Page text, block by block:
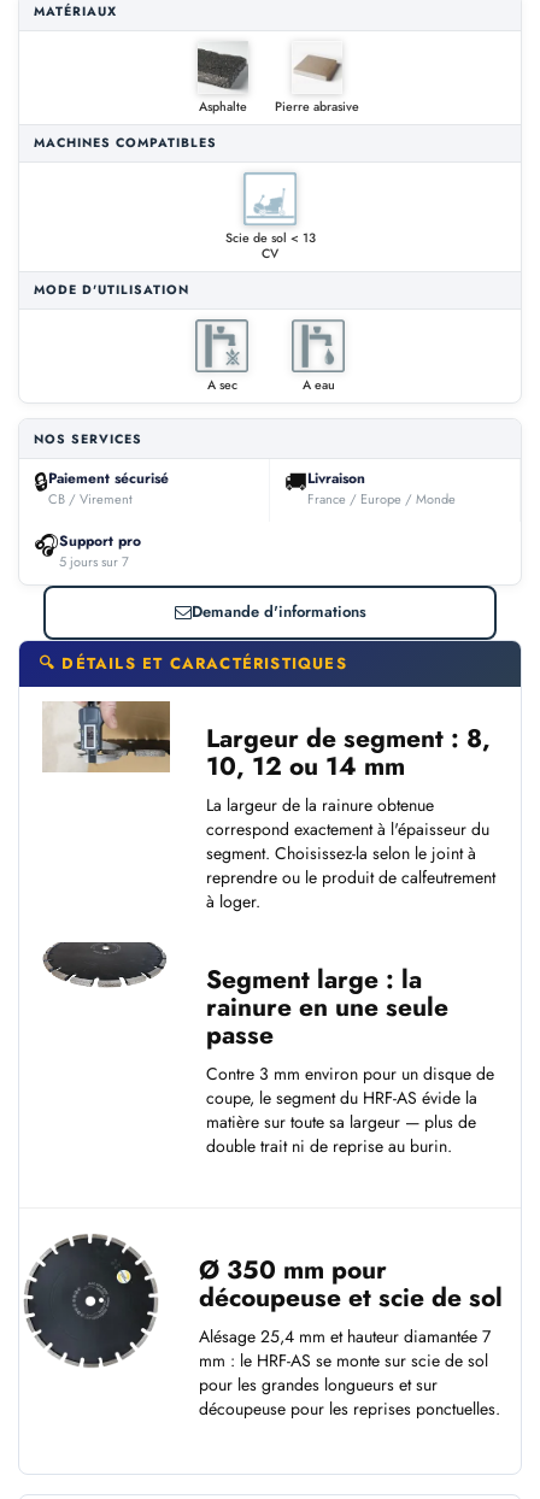
MATÉRIAUX
Asphalte
Pierre abrasive
MACHINES COMPATIBLES
Scie de sol < 13
CV
MODE D'UTILISATION
A sec A eau
NOS SERVICES
🔒Paiement sécurisé
CB / Virement 🚚Livraison
France / Europe / Monde
🎧Support pro
5 jours sur 7
Demande d'informations
🔍 DÉTAILS ET CARACTÉRISTIQUES
Largeur de segment : 8,
10, 12 ou 14 mm
La largeur de la rainure obtenue
correspond exactement à l'épaisseur du
segment. Choisissez-la selon le joint à
reprendre ou le produit de calfeutrement
à loger.
Segment large : la
rainure en une seule
passe
Contre 3 mm environ pour un disque de
coupe, le segment du HRF-AS évide la
matière sur toute sa largeur — plus de
double trait ni de reprise au burin.
Ø 350 mm pour
découpeuse et scie de sol
Alésage 25,4 mm et hauteur diamantée 7
mm : le HRF-AS se monte sur scie de sol
pour les grandes longueurs et sur
découpeuse pour les reprises ponctuelles.